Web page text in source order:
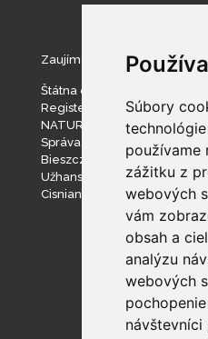
Súbory
používame
zážitku z
webových
vám
obsah a
analýzu
webových
návštevníci
Zaujímavé stránky
Štátna ochrana prírody SR
Register ponúkaného
NATURA 2000
Správa slovenských jaskýň
Bieszczadzki Park Narodowy
Užhanský národný prírodný
Cisniansko-Wetlinský park